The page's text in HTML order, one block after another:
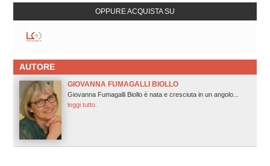
OPPURE ACQUISTA SU
AUTORE
GIOVANNA FUMAGALLI BIOLLO
Giovanna Fumagalli Biollo è nata e cresciuta in un angolo...
leggi tutto.